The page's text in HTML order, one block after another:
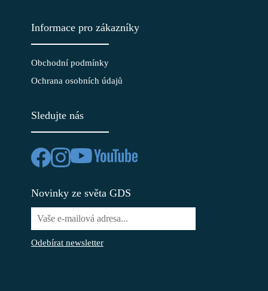
Informace pro zákazníky
Obchodní podmínky
Ochrana osobních údajů
Sledujte nás
Novinky ze světa GDS
Odebírat newsletter